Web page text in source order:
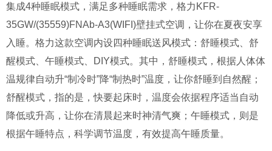
集成4种睡眠模式，满足多种睡眠需求，格力KFR-
35GW/(35559)FNAb-A3(WIFI)壁挂式空调，让你在夏夜安享
入睡。格力这款空调内设四种睡眠送风模式：舒睡模式、舒
醒模式、午睡模式、DIY模式。其中，舒睡模式，根据人体体
温规律自动升“制冷时”降“制热时”温度，让你舒睡到自然醒；
舒醒模式，指的是，快要起床时，温度会依据程序适当自动
降低或升高，让你在清晨起来时神清气爽；午睡模式，则是
根据午睡特点，科学调节温度，有效提高午睡质量。